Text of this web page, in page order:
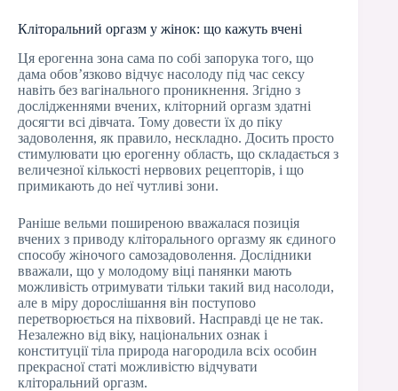
Кліторальний оргазм у жінок: що кажуть вчені
Ця ерогенна зона сама по собі запорука того, що
дама обов’язково відчує насолоду під час сексу
навіть без вагінального проникнення. Згідно з
дослідженнями вчених, кліторний оргазм здатні
досягти всі дівчата. Тому довести їх до піку
задоволення, як правило, нескладно. Досить просто
стимулювати цю ерогенну область, що складається з
величезної кількості нервових рецепторів, і що
примикають до неї чутливі зони.
Раніше вельми поширеною вважалася позиція
вчених з приводу кліторального оргазму як єдиного
способу жіночого самозадоволення. Дослідники
вважали, що у молодому віці панянки мають
можливість отримувати тільки такий вид насолоди,
але в міру дорослішання він поступово
перетворюється на піхвовий. Насправді це не так.
Незалежно від віку, національних ознак і
конституції тіла природа нагородила всіх особин
прекрасної статі можливістю відчувати
кліторальний оргазм.